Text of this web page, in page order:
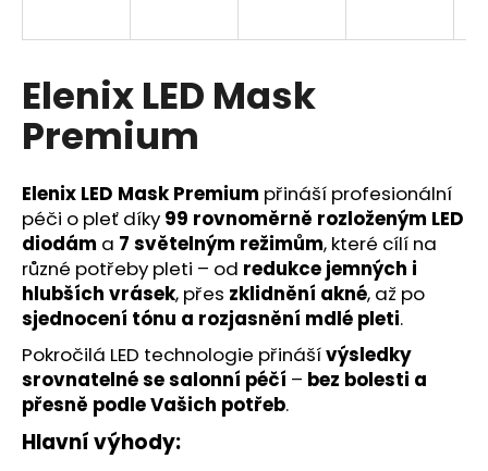
Elenix LED Mask
Premium
Elenix LED Mask Premium přináší profesionální
péči o pleť díky 99 rovnoměrně rozloženým LED
diodám a 7 světelným režimům, které cílí na
různé potřeby pleti – od redukce jemných i
hlubších vrásek, přes zklidnění akné, až po
sjednocení tónu a rozjasnění mdlé pleti.
Pokročilá LED technologie přinášívýsledky
srovnatelné se salonní péčí – bez bolesti a
přesně podle Vašich potřeb.
Hlavní výhody:
í
t
?
HLEDAT